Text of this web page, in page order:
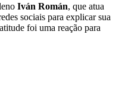
Iván Román, que atua
sociais para explicar sua
foi uma reação para